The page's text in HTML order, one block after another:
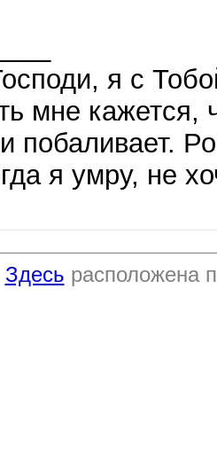
я с
мне кажется,
побаливает.
я умру, не
Здесь расположена